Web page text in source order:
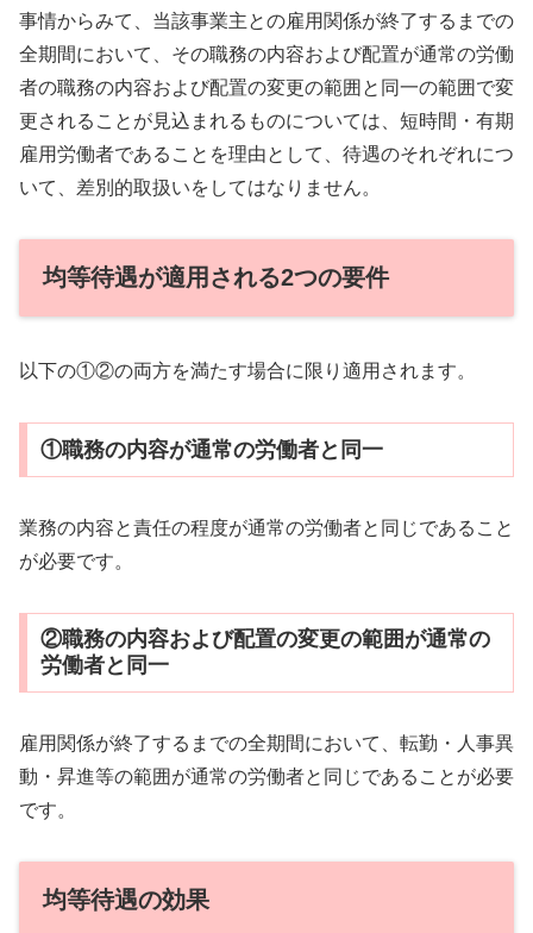
事情からみて、当該事業主との雇用関係が終了するまでの
全期間において、その職務の内容および配置が通常の労働
者の職務の内容および配置の変更の範囲と同一の範囲で変
更されることが見込まれるものについては、短時間・有期
雇用労働者であることを理由として、待遇のそれぞれにつ
いて、差別的取扱いをしてはなりません。
均等待遇が適用される2つの要件
以下の①②の両方を満たす場合に限り適用されます。
①職務の内容が通常の労働者と同一
業務の内容と責任の程度が通常の労働者と同じであること
が必要です。
②職務の内容および配置の変更の範囲が通常の
労働者と同一
雇用関係が終了するまでの全期間において、転勤・人事異
動・昇進等の範囲が通常の労働者と同じであることが必要
です。
均等待遇の効果